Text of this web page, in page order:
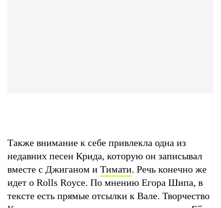
Также внимание к себе привлекла одна из
недавних песен Крида, которую он записывал
вместе с Джиганом и Тимати. Речь конечно же
идет о Rolls Royce. По мнению Егора Шипа, в
тексте есть прямые отсылки к Вале. Творчество